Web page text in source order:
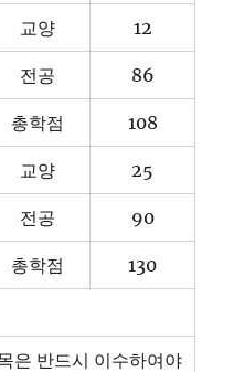
교양 12
전공 86
총학점 108
교양 25
전공 90
총학점 130
은 반드시 이수하여야